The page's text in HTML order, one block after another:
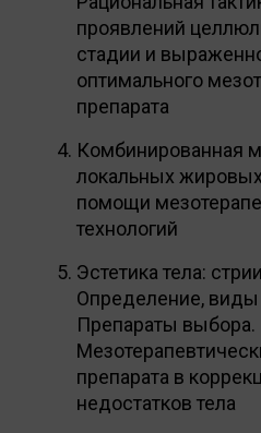
проявлений
стадии и
оптимального
препарата
Комбинированная
локальных
помощи
технологий
Эстетика тела:
Определение, виды
Препараты выбора.
препарата в
недостатков тела